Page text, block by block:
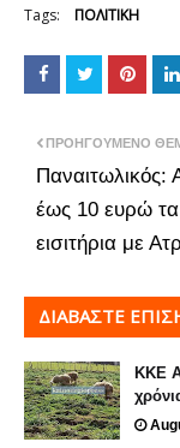
Tags: ΠΟΛΙΤΙΚΗ
ΠΡΟΗΓΟΎΜΕΝΟ
Παναιτωλικός:
έως 10 ευρώ τα
εισιτήρια με
ΔΙΑΒΑΣΤΕ
ΚΚΕ